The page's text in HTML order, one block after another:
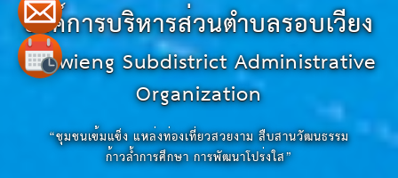
องค์การบริหารส่วนตำบลรอบเวียง
Robwieng Subdistrict Administrative
Organization
“ชุมชนเข้มแข็ง แหล่งท่องเที่ยวสวยงาม สืบสานวัฒนธรรม
ก้าวล้ำการศึกษา การพัฒนาโปร่งใส”